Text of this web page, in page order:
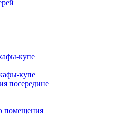
купе
купе
посередине
помещения